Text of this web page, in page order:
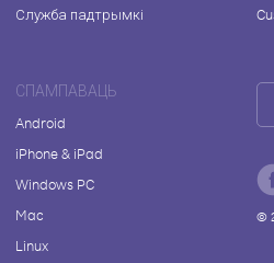
Служба падтрымкі
СПАМПАВАЦЬ
Android
iPhone & iPad
Windows PC
Mac
Linux
©